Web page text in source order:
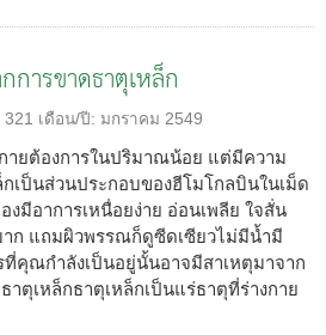
การขาดธาตุเหล็ก
321 เดือน/ปี: มกราคม 2549
ายต้องการในปริมาณน้อย แต่มีความ
เป็นส่วนประกอบของฮีโมโกลบินในเม็ด
งมีอาการเหนื่อยง่าย อ่อนเพลีย ใจสั่น
าก แถมผิวพรรณก็ดูซีดเซียวไม่มีน้ำมี
ที่คุณกำลังเป็นอยู่นั้นอาจมีสาเหตุมาจาก
าตุเหล็กธาตุเหล็กเป็นแร่ธาตุที่ร่างกาย